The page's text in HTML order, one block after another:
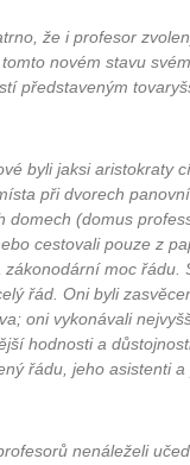
že i profesor
novém stavu
představeným
byli jaksi aristokraty
při dvorech
domech (domus
cestovali pouze z
zákonodární moc řádu.
řád. Oni byli
oni vykonávali
hodnosti a
řádu, jeho asistenti
nenáleželi